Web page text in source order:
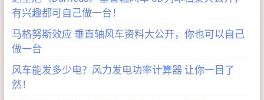
有兴趣都可自己做一台！
马格努斯效应 垂直轴风车资料大公开，你也可以自己
做一台
风车能发多少电？风力发电功率计算器 让你一目了
然！